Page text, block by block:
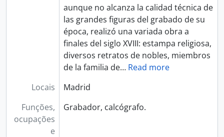
aunque no alcanza la calidad técnica de
las grandes figuras del grabado de su
época, realizó una variada obra a
finales del siglo XVIII: estampa religiosa,
diversos retratos de nobles, miembros
de la familia de… Read more
Locais
Madrid
Funções,
ocupações
e
Grabador, calcógrafo.